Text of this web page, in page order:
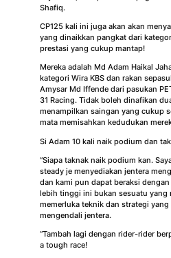
Shafiq.
CP125 kali ini juga akan akan
yang dinaikkan pangkat dari
prestasi yang cukup mantap!
Mereka adalah Md Adam Haikal
kategori Wira KBS dan rakan
Amysar Md Iffende dari pasukan
31 Racing. Tidak boleh dinafikan
menampilkan saingan yang cukup
mata memisahkan kedudukan
Si Adam 10 kali naik podium dan
“Siapa taknak naik podium kan.
steady je menyediakan jentera
dan kami pun dapat beraksi
lebih tinggi ini bukan sesuatu yang
memerluka teknik dan strategi
mengendali jentera.
“Tambah lagi dengan rider-rider
a tough race!